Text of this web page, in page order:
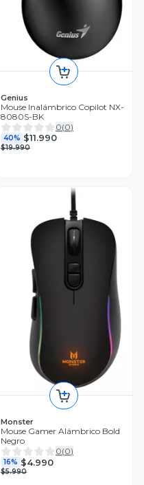
Genius
Mouse Inalámbrico Copilot NX-
8080S-BK
0(0)
40% $11.990
$19.990
Monster
Mouse Gamer Alámbrico Bold
Negro
0(0)
16% $4.990
$5.990